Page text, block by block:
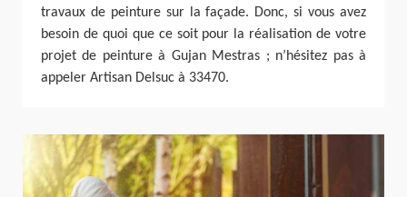
travaux de peinture sur la façade. Donc, si vous avez
besoin de quoi que ce soit pour la réalisation de votre
projet de peinture à Gujan Mestras ; n’hésitez pas à
appeler Artisan Delsuc à 33470.